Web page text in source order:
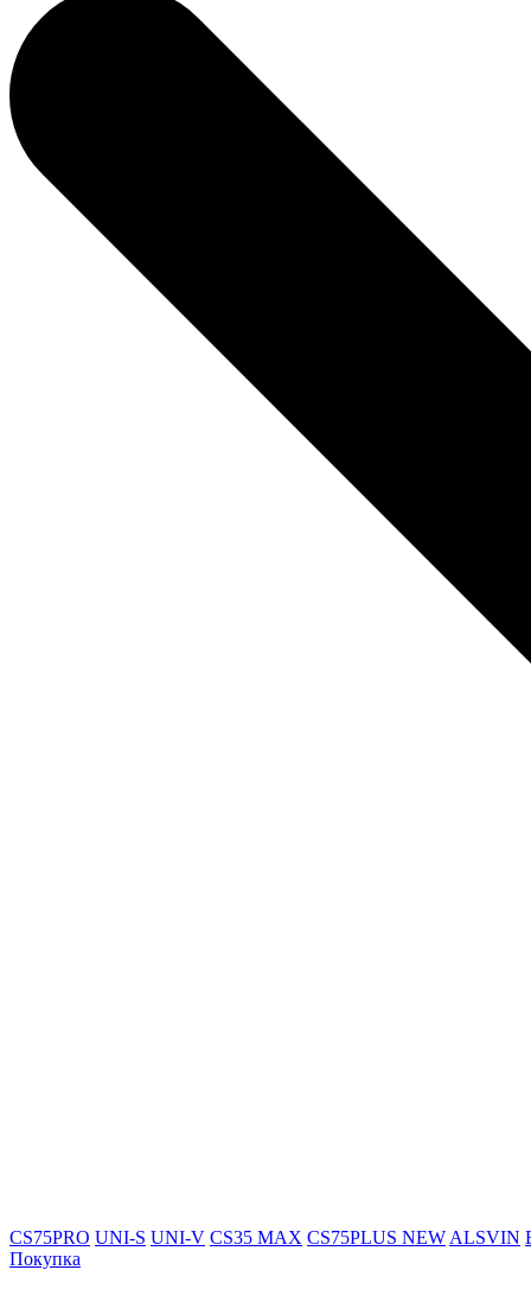
CS75PRO UNI-S UNI-V CS35 MAX CS75PLUS NEW ALSVIN
Покупка